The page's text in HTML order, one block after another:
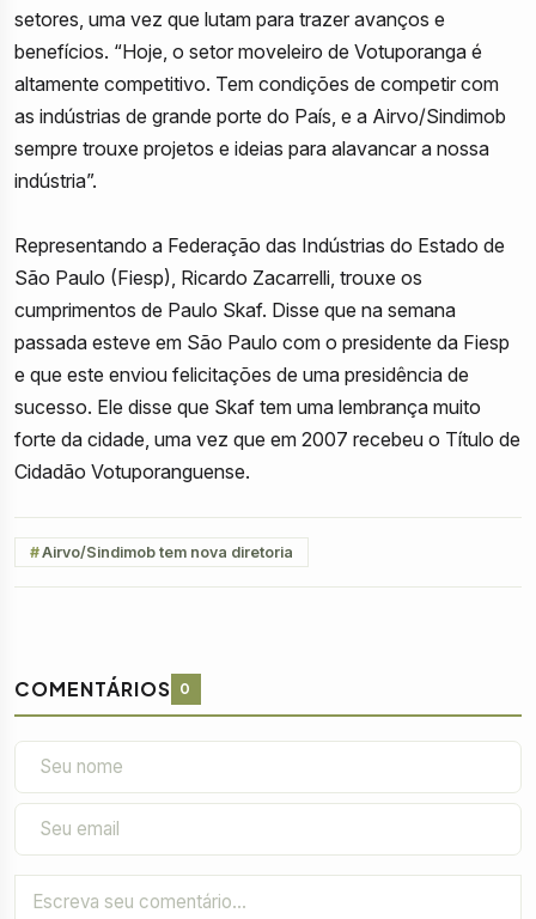
setores, uma vez que lutam para trazer avanços e
benefícios. “Hoje, o setor moveleiro de Votuporanga é
altamente competitivo. Tem condições de competir com
as indústrias de grande porte do País, e a Airvo/Sindimob
sempre trouxe projetos e ideias para alavancar a nossa
indústria”.
Representando a Federação das Indústrias do Estado de
São Paulo (Fiesp), Ricardo Zacarrelli, trouxe os
cumprimentos de Paulo Skaf. Disse que na semana
passada esteve em São Paulo com o presidente da Fiesp
e que este enviou felicitações de uma presidência de
sucesso. Ele disse que Skaf tem uma lembrança muito
forte da cidade, uma vez que em 2007 recebeu o Título de
Cidadão Votuporanguense.
Airvo/Sindimob tem nova diretoria
COMENTÁRIOS 0